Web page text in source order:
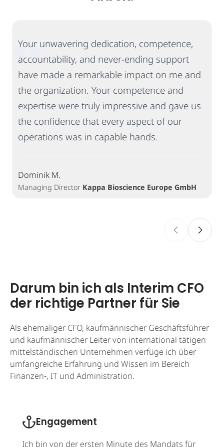
„
Your unwavering dedication, competence,
accountability, and never-ending support
have made a remarkable impact on me and
the organization. Your competence and
expertise were truly impressive and gave us
the confidence that every aspect of our
operations was in capable hands.
Dominik M.
Managing Director Kappa Bioscience Europe GmbH
Darum bin ich als Interim CFO
der richtige Partner für Sie
Als ehemaliger CFO, kaufmännischer Geschäftsführer
und kaufmännischer Leiter von international tätigen
mittelständischen Unternehmen verfüge ich über
umfangreiche Erfahrung und Wissen im Bereich
Finanzen-, IT und Administration.
Engagement
Ich bin von der ersten Minute des Mandats für